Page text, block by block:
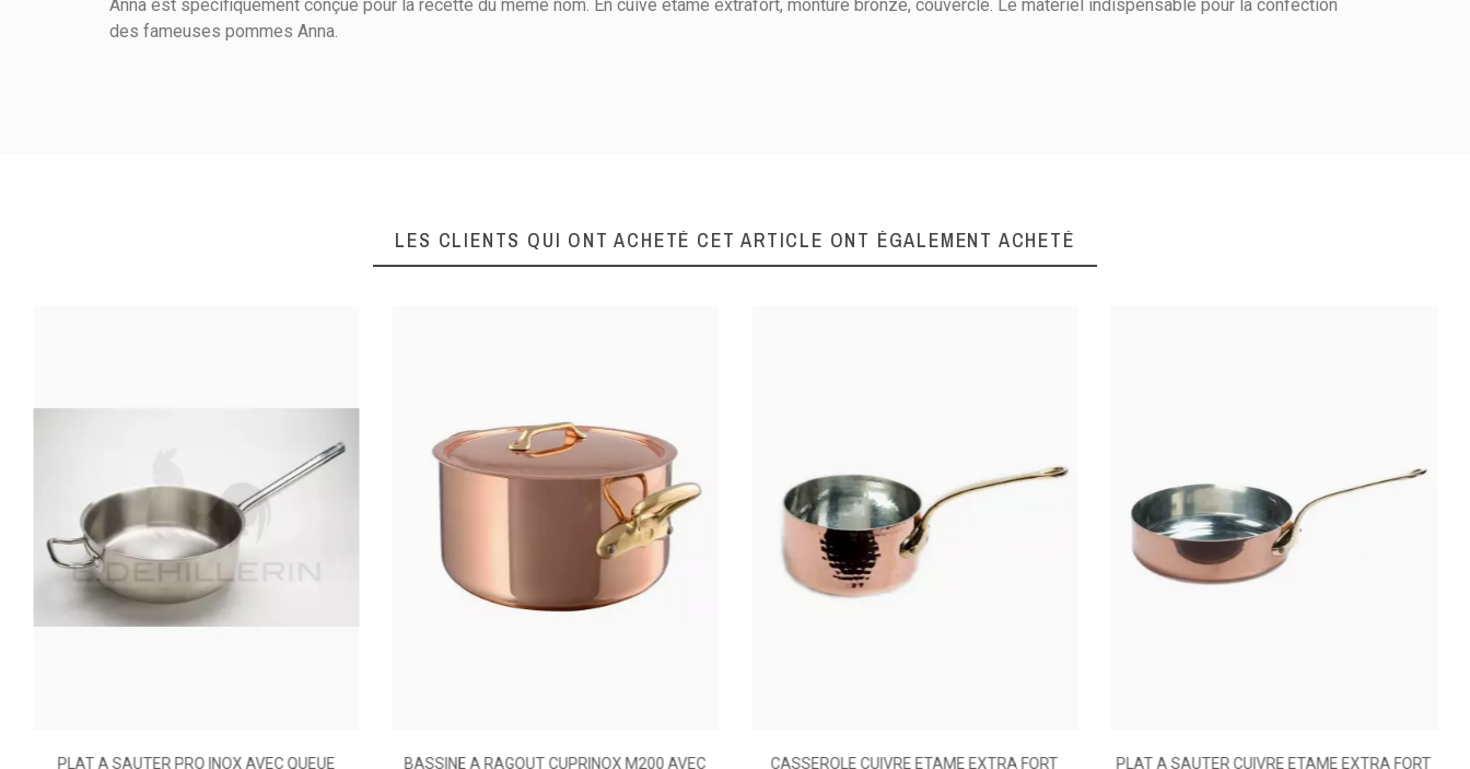
Anna est spécifiquement conçue pour la recette du même nom. En cuive étamé extrafort, monture bronze, couvercle. Le matériel indispensable pour la confection
des fameuses pommes Anna.
Halogène
Volume (litre)
Poids (kg)
2.83
LES CLIENTS QUI ONT ACHETÉ CET ARTICLE ONT ÉGALEMENT ACHETÉ
PLAT A SAUTER PRO INOX AVEC QUEUE
BASSINE A RAGOUT CUPRINOX M200 AVEC
CASSEROLE CUIVRE ETAME EXTRA FORT
PLAT A SAUTER CUIVRE ETAME EXTRA FORT